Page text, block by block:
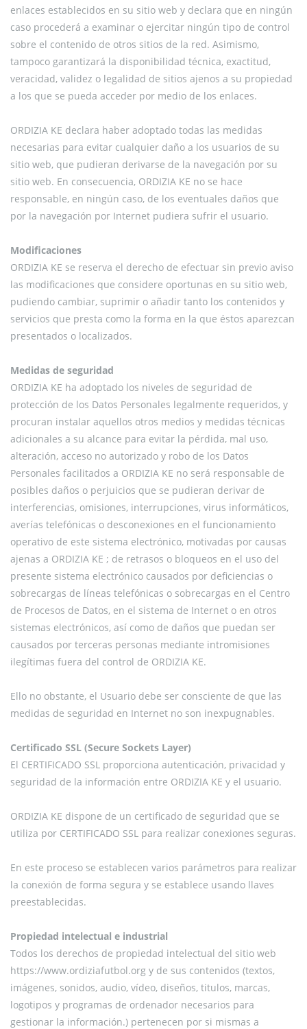
enlaces establecidos en su sitio web y declara que en ningún
caso procederá a examinar o ejercitar ningún tipo de control
sobre el contenido de otros sitios de la red. Asimismo,
tampoco garantizará la disponibilidad técnica, exactitud,
veracidad, validez o legalidad de sitios ajenos a su propiedad
a los que se pueda acceder por medio de los enlaces.
ORDIZIA KE declara haber adoptado todas las medidas
necesarias para evitar cualquier daño a los usuarios de su
sitio web, que pudieran derivarse de la navegación por su
sitio web. En consecuencia, ORDIZIA KE no se hace
responsable, en ningún caso, de los eventuales daños que
por la navegación por Internet pudiera sufrir el usuario.
Modificaciones
ORDIZIA KE se reserva el derecho de efectuar sin previo aviso
las modificaciones que considere oportunas en su sitio web,
pudiendo cambiar, suprimir o añadir tanto los contenidos y
servicios que presta como la forma en la que éstos aparezcan
presentados o localizados.
Medidas de seguridad
ORDIZIA KE ha adoptado los niveles de seguridad de
protección de los Datos Personales legalmente requeridos, y
procuran instalar aquellos otros medios y medidas técnicas
adicionales a su alcance para evitar la pérdida, mal uso,
alteración, acceso no autorizado y robo de los Datos
Personales facilitados a ORDIZIA KE no será responsable de
posibles daños o perjuicios que se pudieran derivar de
interferencias, omisiones, interrupciones, virus informáticos,
averías telefónicas o desconexiones en el funcionamiento
operativo de este sistema electrónico, motivadas por causas
ajenas a ORDIZIA KE ; de retrasos o bloqueos en el uso del
presente sistema electrónico causados por deficiencias o
sobrecargas de líneas telefónicas o sobrecargas en el Centro
de Procesos de Datos, en el sistema de Internet o en otros
sistemas electrónicos, así como de daños que puedan ser
causados por terceras personas mediante intromisiones
ilegítimas fuera del control de ORDIZIA KE.
Ello no obstante, el Usuario debe ser consciente de que las
medidas de seguridad en Internet no son inexpugnables.
Certificado SSL (Secure Sockets Layer)
El CERTIFICADO SSL proporciona autenticación, privacidad y
seguridad de la información entre ORDIZIA KE y el usuario.
ORDIZIA KE dispone de un certificado de seguridad que se
utiliza por CERTIFICADO SSL para realizar conexiones seguras.
En este proceso se establecen varios parámetros para realizar
la conexión de forma segura y se establece usando llaves
preestablecidas.
Propiedad intelectual e industrial
Todos los derechos de propiedad intelectual del sitio web
https://www.ordiziafutbol.org y de sus contenidos (textos,
imágenes, sonidos, audio, vídeo, diseños, titulos, marcas,
logotipos y programas de ordenador necesarios para
gestionar la información.) pertenecen por si mismas a